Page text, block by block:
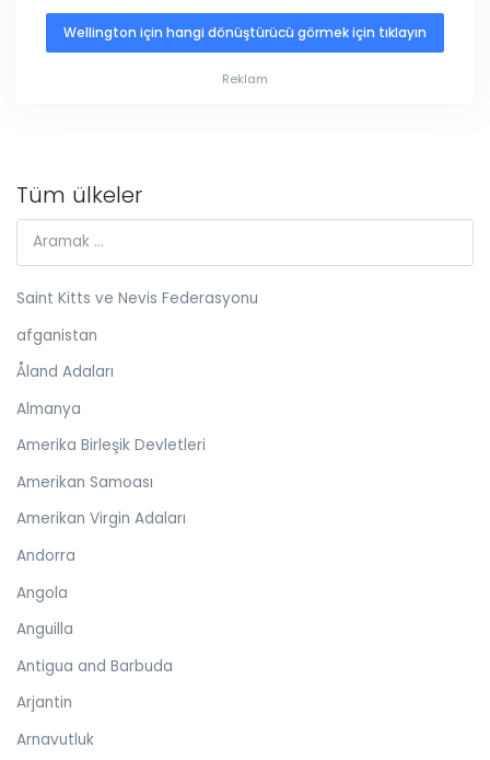
Wellington için hangi dönüştürücü görmek için tıklayın
Reklam
Tüm ülkeler
Saint Kitts ve Nevis Federasyonu
afganistan
Åland Adaları
Almanya
Amerika Birleşik Devletleri
Amerikan Samoası
Amerikan Virgin Adaları
Andorra
Angola
Anguilla
Antigua and Barbuda
Arjantin
Arnavutluk